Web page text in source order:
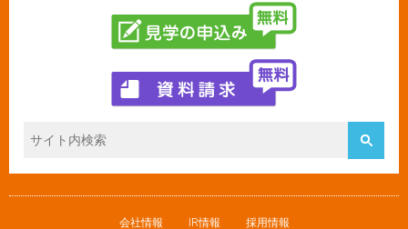
会社情報 IR情報 採用情報